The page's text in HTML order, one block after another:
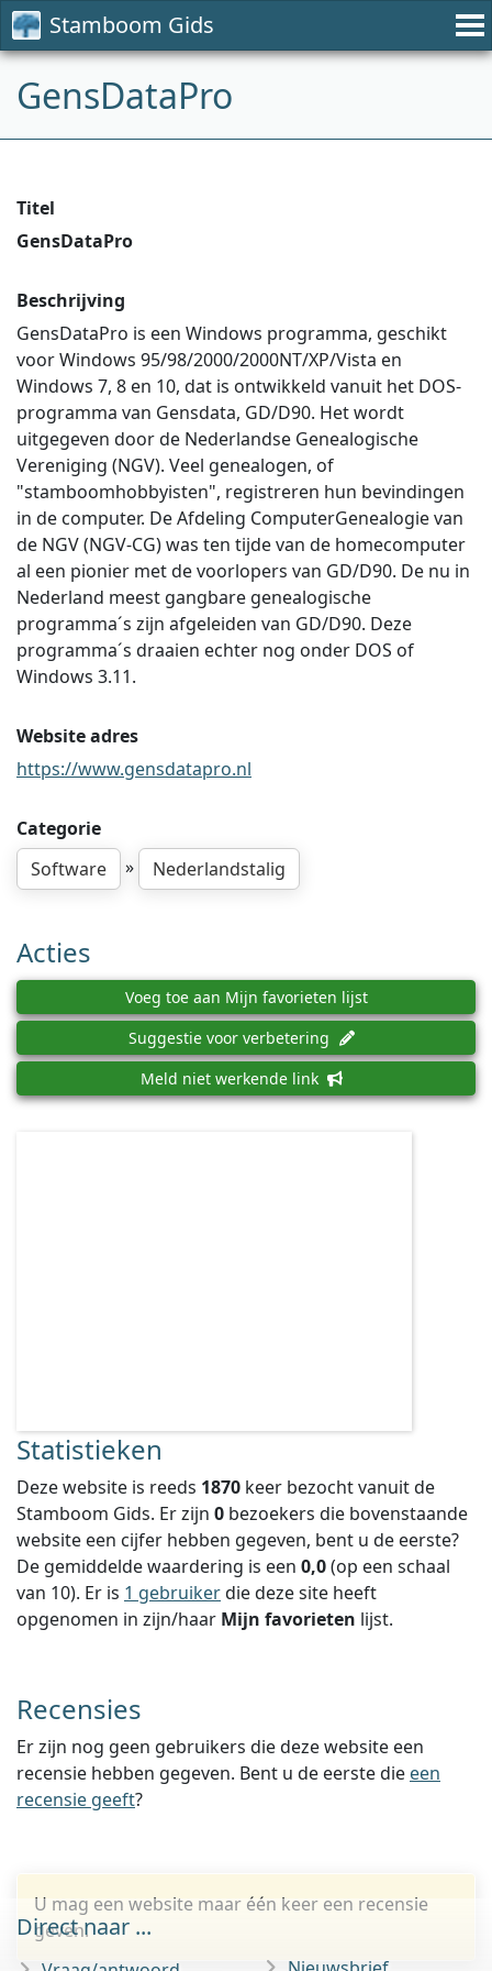
Stamboom Gids
GensDataPro
Titel
GensDataPro
Beschrijving
GensDataPro is een Windows programma, geschikt
voor Windows 95/98/2000/2000NT/XP/Vista en
Windows 7, 8 en 10, dat is ontwikkeld vanuit het DOS-
programma van Gensdata, GD/D90. Het wordt
uitgegeven door de Nederlandse Genealogische
Vereniging (NGV). Veel genealogen, of
"stamboomhobbyisten", registreren hun bevindingen
in de computer. De Afdeling ComputerGenealogie van
de NGV (NGV-CG) was ten tijde van de homecomputer
al een pionier met de voorlopers van GD/D90. De nu in
Nederland meest gangbare genealogische
programma´s zijn afgeleiden van GD/D90. Deze
programma´s draaien echter nog onder DOS of
Windows 3.11.
Website adres
https://www.gensdatapro.nl
Categorie
Software
» Nederlandstalig
Acties
Voeg toe aan Mijn favorieten lijst
Suggestie voor verbetering
Meld niet werkende link
Statistieken
Deze website is reeds 1870 keer bezocht vanuit de
Stamboom Gids. Er zijn 0 bezoekers die bovenstaande
website een cijfer hebben gegeven, bent u de eerste?
De gemiddelde waardering is een 0,0(op een schaal
van 10). Er is 1 gebruikerdie deze site heeft
opgenomen in zijn/haar Mijn favorieten lijst.
Recensies
Er zijn nog geen gebruikers die deze website een
recensie hebben gegeven. Bent u de eerste die een
recensie geeft?
U mag een website maar één keer een recensie
geven.
Direct naar ...